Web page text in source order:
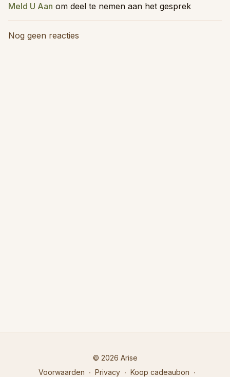
Meld U Aan om deel te nemen aan het gesprek
Nog geen reacties
© 2026 Arise
Voorwaarden ∙ Privacy ∙ Koop cadeaubon ∙